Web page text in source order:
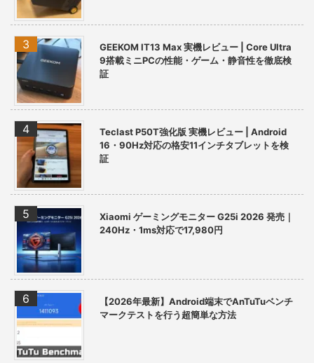
GEEKOM IT13 Max 実機レビュー | Core Ultra
9搭載ミニPCの性能・ゲーム・静音性を徹底検
証
Teclast P50T強化版 実機レビュー | Android
16・90Hz対応の格安11インチタブレットを検
証
Xiaomi ゲーミングモニター G25i 2026 発売｜
240Hz・1ms対応で17,980円
【2026年最新】Android端末でAnTuTuベンチ
マークテストを行う超簡単な方法